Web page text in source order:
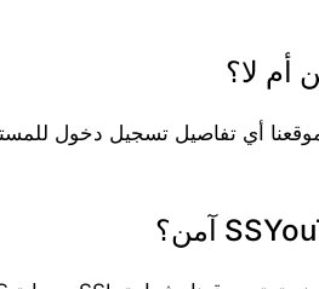
موقعنا أي تفاصيل تسجيل دخول